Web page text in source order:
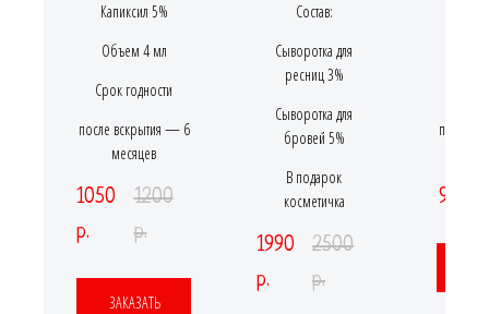
Капиксил 5%
Объем 4 мл
Срок годности
после вскрытия — 6
месяцев
1050
р.
1200
р.
ЗАКАЗАТЬ
Состав:
Сыворотка для
ресниц 3%
Сыворотка для
бровей 5%
В подарок
косметичка
1990
р.
2500
р.
после
980 р.